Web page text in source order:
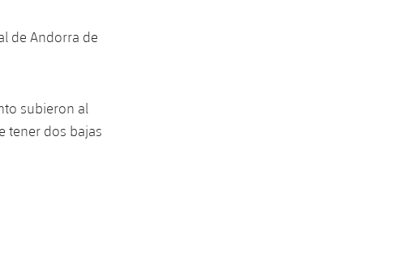
de Andorra de
subieron al
tener dos bajas